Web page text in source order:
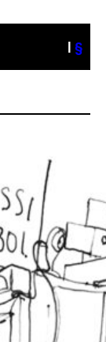
| §